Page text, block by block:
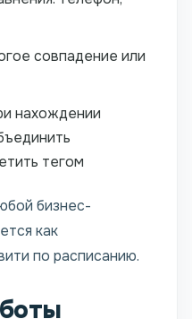
совпадение или
нахождении
тегом
бизнес-
как
по расписанию.